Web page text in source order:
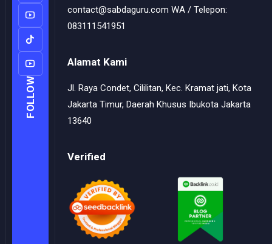
FOLLOW
contact@sabdaguru.com WA / Telepon:
083111541951
Alamat Kami
Jl. Raya Condet, Cililitan, Kec. Kramat jati, Kota
Jakarta Timur, Daerah Khusus Ibukota Jakarta
13640
Verified